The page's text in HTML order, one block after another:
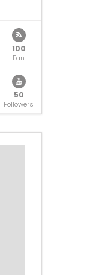
100
Fan
50
Followers